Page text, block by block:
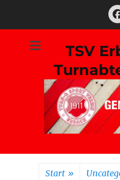
TSV
Start »